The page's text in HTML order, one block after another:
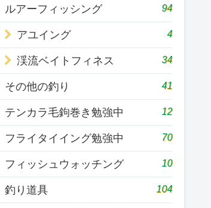
ルアーフィッシング 94
アユイング 4
渓流ベイトフィネス 34
その他の釣り 41
テンカラ毛鉤巻き勉強中 12
フライタイイング勉強中 70
フィッシュウォッチング 10
釣り道具 104